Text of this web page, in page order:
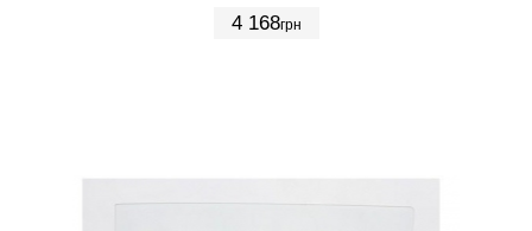
4 168грн